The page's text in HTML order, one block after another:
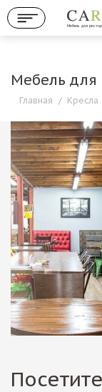
Мебель для
Мебель для
Главная / Кресла
Посетите